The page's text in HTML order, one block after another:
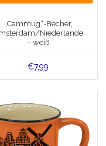
„Cammug“-Becher,
Niederlande
– weiß
€7,99